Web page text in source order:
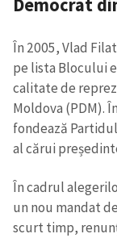
Democrat
În 2005, Vlad
pe lista Blocului
calitate de
Moldova (PDM).
fondează
al cărui
În cadrul
un nou mandat
scurt timp,